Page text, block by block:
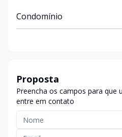
Condomínio
Proposta
Preencha os campos para que
entre em contato